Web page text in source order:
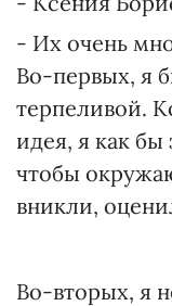
- Их очень
Во-первых, я
терпеливой.
идея, я как
чтобы
вникли,
Во-вторых, я